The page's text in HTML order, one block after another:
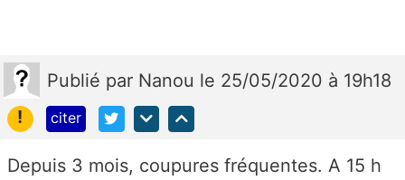
Publié par Nanou le 25/05/2020 à 19h18
!
citer
Depuis 3 mois, coupures fréquentes. A 15 h